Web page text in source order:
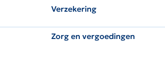
Verzekering
Zorg en vergoedingen